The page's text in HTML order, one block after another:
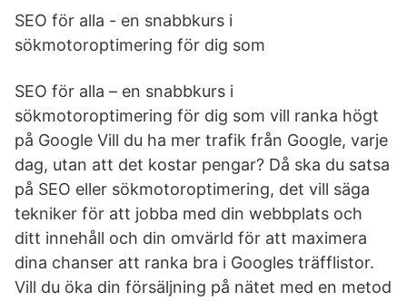
SEO för alla - en snabbkurs i
sökmotoroptimering för dig som
SEO för alla – en snabbkurs i
sökmotoroptimering för dig som vill ranka högt
på Google Vill du ha mer trafik från Google, varje
dag, utan att det kostar pengar? Då ska du satsa
på SEO eller sökmotoroptimering, det vill säga
tekniker för att jobba med din webbplats och
ditt innehåll och din omvärld för att maximera
dina chanser att ranka bra i Googles träfflistor.
Vill du öka din försäljning på nätet med en metod